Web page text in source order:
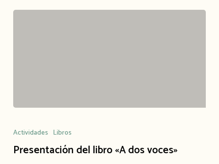
del
libro
Actividades Libros
Presentación del libro «A dos voces»